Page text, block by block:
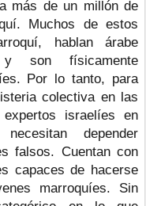
más de un millón de
Muchos de estos
hablan árabe
son físicamente
Por lo tanto, para
colectiva en las
israelíes en
depender
falsos. Cuentan con
capaces de hacerse
marroquíes. Sin